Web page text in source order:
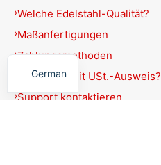
Welche Edelstahl-Qualität?
Maßanfertigungen
Zahlungsmethoden
Rechnung mit USt.-Ausweis?
Support kontaktieren
German
English